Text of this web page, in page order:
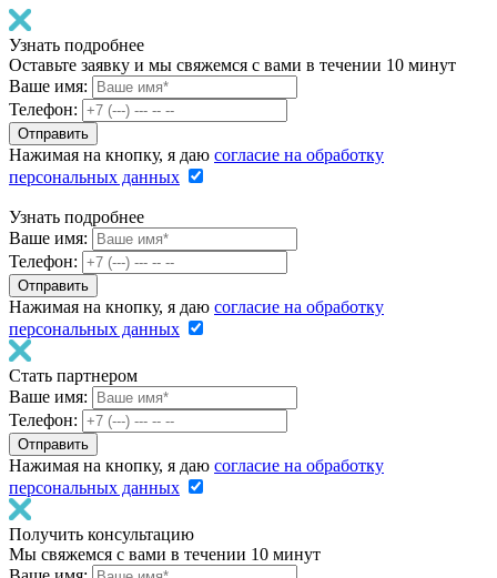
Узнать подробнее
Оставьте заявку и мы свяжемся с вами в течении 10 минут
Ваше имя:
Телефон:
Нажимая на кнопку, я даю согласие на обработку
персональных данных
Узнать подробнее
Ваше имя:
Телефон:
Нажимая на кнопку, я даю согласие на обработку
персональных данных
Стать партнером
Ваше имя:
Телефон:
Нажимая на кнопку, я даю согласие на обработку
персональных данных
Получить консультацию
Мы свяжемся с вами в течении 10 минут